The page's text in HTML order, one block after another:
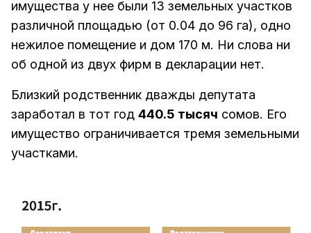
имущества у нее были 13 земельных участков
различной площадью (от 0.04 до 96 га), одно
нежилое помещение и дом 170 м. Ни слова ни
об одной из двух фирм в декларации нет.
Близкий родственник дважды депутата
заработал в тот год 440.5 тысяч сомов. Его
имущество ограничивается тремя земельными
участками.